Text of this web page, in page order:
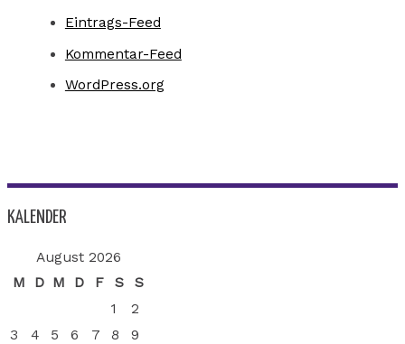
Eintrags-Feed
Kommentar-Feed
WordPress.org
KALENDER
August 2026
M
D M D F S
S
1
2
3
4 5 6 7 8
9